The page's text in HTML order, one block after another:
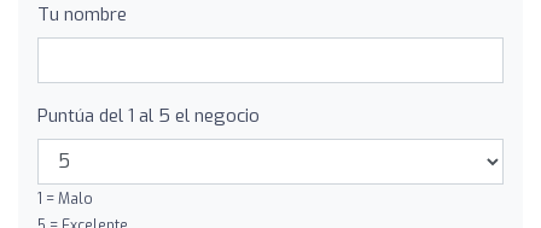
Tu nombre
Puntúa del 1 al 5 el negocio
1 = Malo